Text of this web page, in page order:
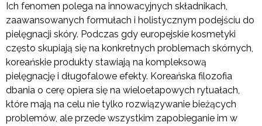
Ich fenomen polega na innowacyjnych składnikach,
zaawansowanych formułach i holistycznym podejściu do
pielęgnacji skóry. Podczas gdy europejskie kosmetyki
często skupiają się na konkretnych problemach skórnych,
koreańskie produkty stawiają na kompleksową
pielęgnację i długofalowe efekty. Koreańska filozofia
dbania o cerę opiera się na wieloetapowych rytuałach,
które mają na celu nie tylko rozwiązywanie bieżących
problemów, ale przede wszystkim zapobieganie im w